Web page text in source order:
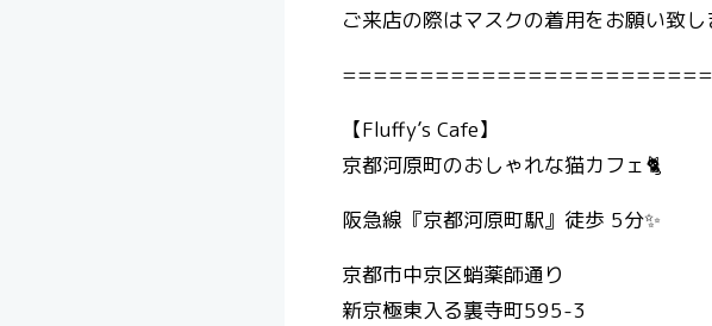
ご来店の際はマスクの着用をお願い致し
【Fluffy’s Cafe】
京都河原町のおしゃれな猫カフェ🐈
阪急線『京都河原町駅』徒歩 5分✨
京都市中京区蛸薬師通り
新京極東入る裏寺町595-3